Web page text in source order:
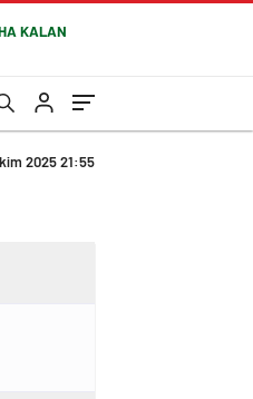
KALAN
2025 21:55